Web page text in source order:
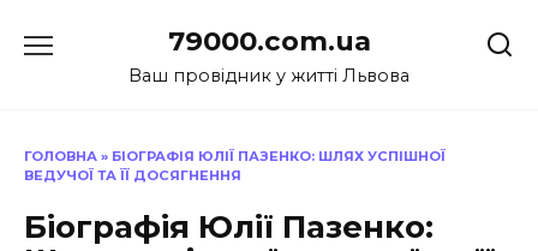
до
79000.com.ua
Ваш провідник у житті Львова
ГОЛОВНА » БІОГРАФІЯ ЮЛІЇ ПАЗЕНКО: ШЛЯХ УСПІШНОЇ
ВЕДУЧОЇ ТА ЇЇ ДОСЯГНЕННЯ
Біографія Юлії Пазенко: